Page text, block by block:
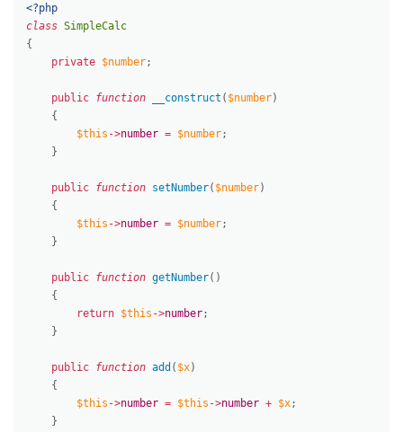
<?php
class SimpleCalc
{
private $number ;
public function __construct ( $number)
{
$this ->number = $number ;
}
public function setNumber( $number)
{
$this ->number = $number ;
}
public function getNumber( )
{
return $this ->number ;
}
public function add ( $x)
{
$this ->number = $this ->number + $x ;
}